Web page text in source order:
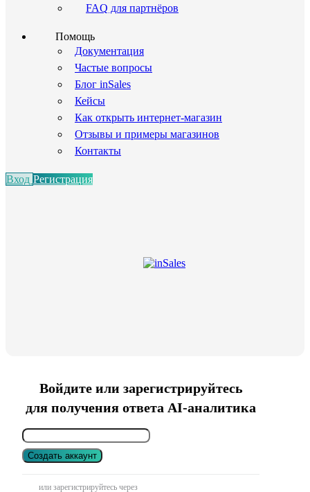
FAQ для партнёров
Помощь
Документация
Частые вопросы
Блог inSales
Кейсы
Как открыть интернет-магазин
Отзывы и примеры магазинов
Контакты
Вход Регистрация
Войдите или зарегистрируйтесь
для получения ответа AI-аналитика
Создать аккаунт
или зарегистрируйтесь через